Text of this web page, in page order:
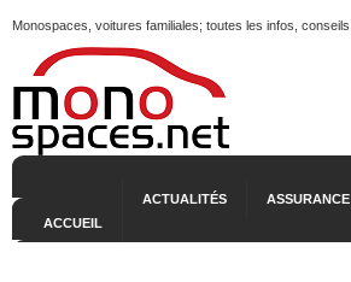
Monospaces, voitures familiales; toutes les infos,
ACCUEIL
ACTUALITÉS